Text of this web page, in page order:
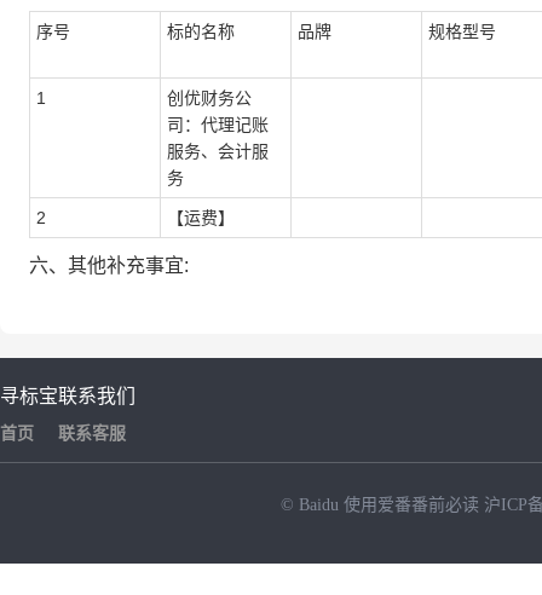
序号 标的名称 品牌 规格型号
1
创优财务公
司：代理记账
服务、会计服
务
2 【运费】
六、其他补充事宜:
寻标宝
首页
联系我们
联系客服
© Baidu 使用爱番番前必读 沪ICP